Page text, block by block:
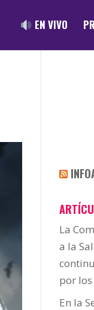
EN VIVO
La
a la
por
En la